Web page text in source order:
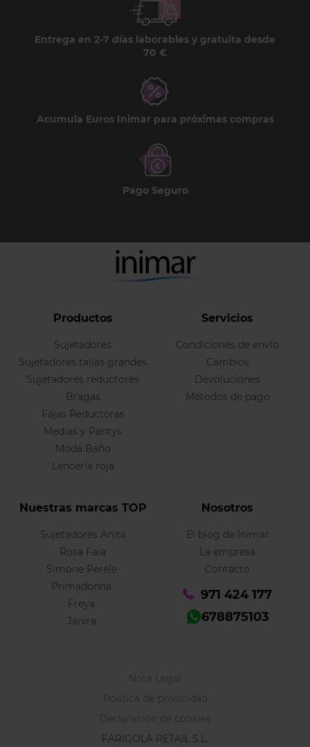
Entrega en 2-7 días laborables y gratuita desde
70 €
Acumula Euros Inimar para próximas compras
Pago Seguro
Productos
Sujetadores
Sujetadores tallas grandes
Sujetadores reductores
Bragas
Fajas Reductoras
Medias y Pantys
Moda Baño
Lencería roja
Servicios
Condiciones de envío
Cambios
Devoluciones
Métodos de pago
Nuestras marcas TOP
Sujetadores Anita
Rosa Faia
Simone Perele
Primadonna
Freya
Janira
Nosotros
El blog de Inimar
La empresa
Contacto
971 424 177
678875103
Nota Legal
Política de privacidad
Declaración de cookies
FARIGOLA RETAIL S.L.